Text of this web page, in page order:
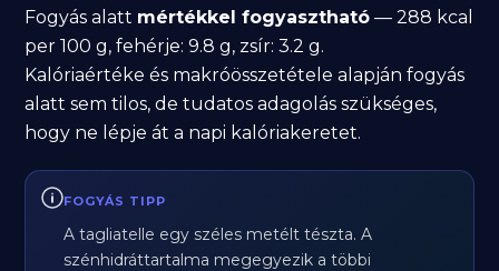
Fogyás alatt mértékkel fogyasztható — 288 kcal
per 100 g, fehérje: 9.8 g, zsír: 3.2 g.
Kalóriaértéke és makróösszetétele alapján fogyás
alatt sem tilos, de tudatos adagolás szükséges,
hogy ne lépje át a napi kalóriakeretet.
FOGYÁS TIPP
A tagliatelle egy széles metélt tészta. A
szénhidráttartalma megegyezik a többi